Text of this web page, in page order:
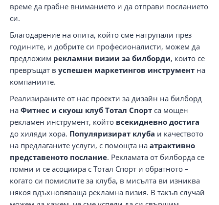
време да грабне вниманието и да отправи посланието
си.
Благодарение на опита, който сме натрупали през
годините, и добрите си професионалисти, можем да
предложим рекламни визии за билборди, които се
превръщат в успешен маркетингов инструмент на
компаниите.
Реализираните от нас проекти за дизайн на билборд
на Фитнес и скуош клуб Тотал Спорт са мощен
рекламен инструмент, който всекидневно достига
до хиляди хора. Популяризират клуба и качеството
на предлаганите услуги, с помощта на атрактивно
представеното послание. Рекламата от билборда се
помни и се асоциира с Тотал Спорт и обратното –
когато си помислите за клуба, в мисълта ви изниква
някоя вдъхновяваща рекламна визия. В такъв случай